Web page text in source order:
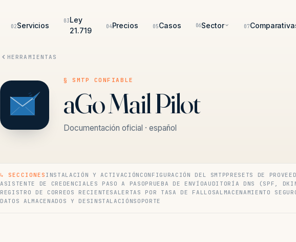
02Servicios 03Ley
21.719
04Precios 05Casos 06Sector 07
HERRAMIENTAS
§ SMTP CONFIABLE
aGo Mail Pilot
Documentación oficial · español
↳ SECCIONES INSTALACIÓN Y ACTIVACIÓN CONFIGURACIÓN DEL SMTPPRESETS DE
ASISTENTE DE CREDENCIALES PASO A PASOPRUEBA DE ENVÍOAUDITORÍA DNS (SPF,
REGISTRO DE CORREOS RECIENTES ALERTAS POR TASA DE FALLOSALMACENAMIENTO
DATOS ALMACENADOS Y DESINSTALACIÓNSOPORTE